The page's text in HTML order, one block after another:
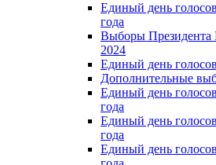
Единый день
года
Выборы Президента
2024
Единый день
Дополнительные
Единый день
года
Единый день
года
Единый день